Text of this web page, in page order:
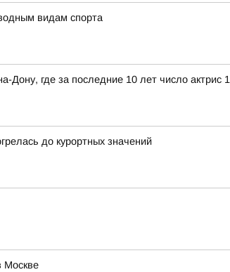
видам спорта
Дону, где за последние 10 лет число актрис
до курортных значений
Москве